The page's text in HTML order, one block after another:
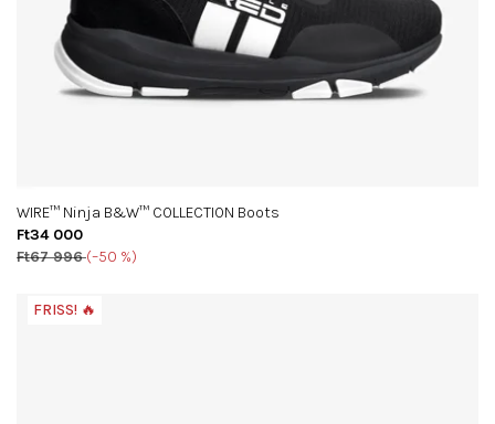
WIRE™ Ninja B&W™ COLLECTION Boots
Ft34 000
Ft67 996 (–50 %)
FRISS! 🔥